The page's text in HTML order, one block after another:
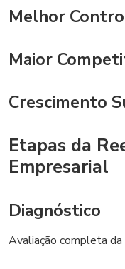
Melhor
Maior
Crescimento
Etapas da
Empresarial
Diagnóstico
Avaliação completa da